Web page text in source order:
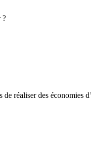
?
réaliser des économies